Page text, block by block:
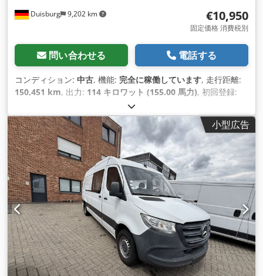
Duisburg 9,202 km €10,950
固定価格 消費税別
問い合わせる 電話する
コンディション: 中古, 機能: 完全に稼働しています, 走行距離:
150,451 km, 出力: 114 キロワット (155.00 馬力), 初回登録:
ディーゼル
ラム）, 最大積載重量:1,530 kg（キログラム）, 総重量:4,700
kg（キログラム）, アクスル構成:
, 次回検査（TÜV）:
01/2027, 燃料:ディーゼル, 色: シルバー, 運転席: その他
, 変速
方式:機械式, ギア数:6, 排出クラス:ユーロ5, 座席数:7 , これま
での所有者数:1, 装備:ABS（アンチロック・ブレーキ・システ
ム）, すすフィルター, イモビライザーシステム, エアコン, エア
バッグ, セントラルロック, トラック登録, トレーラー連結装置,
パワーステアリング, 車載コンピュータ, 電子安定制御プログラ
ム (ESP),
小型広告